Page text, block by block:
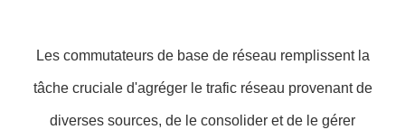
Les commutateurs de base de réseau remplissent la
tâche cruciale d'agréger le trafic réseau provenant de
diverses sources, de le consolider et de le gérer